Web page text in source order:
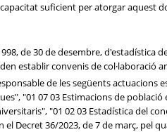
suficient per atorgar aquest
de 30 de desembre,
establir convenis de
de les següents actuacions
"01 07 03 Estimacions de
"01 02 03 Estadística del
Decret 36/2023, de 7 de març, pel